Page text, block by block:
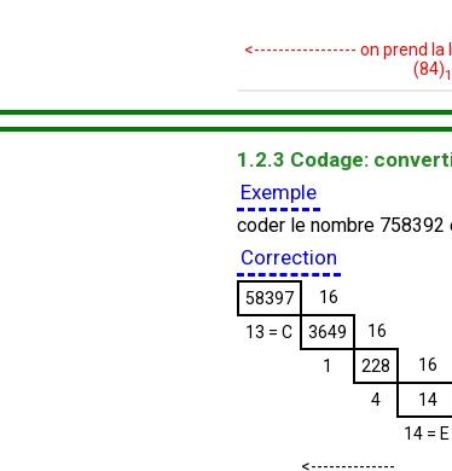
<----------------- on prend la
(84)
1.2.3 Codage:
Exemple
coder le nombre 758392
Correction
58397
16
13 = C
3649
16
1
228
16
4
14
14 = E
<--------------